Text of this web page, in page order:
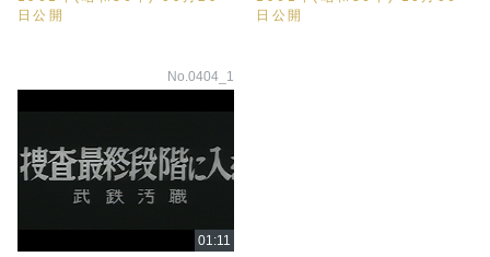
日公開
日公開
No.0404_1